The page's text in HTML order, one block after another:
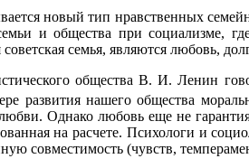
новый тип нравственных
и общества при социализме,
семья, являются любовь,
общества В. И. Ленин
развития нашего общества
Однако любовь еще не
на расчете. Психологи и
совместимость (чувств,